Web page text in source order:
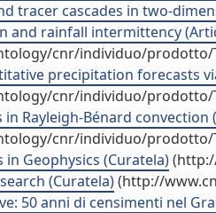
tracer cascades in two-
and rainfall intermittency
cnr/individuo/prodotto/
precipitation forecasts
cnr/individuo/prodotto/
in Rayleigh-Bénard
cnr/individuo/prodotto/
in Geophysics (Curatela)
(Curatela)(http://
50 anni di censimenti nel